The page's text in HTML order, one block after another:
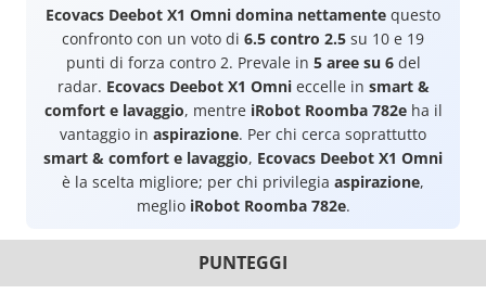
Ecovacs Deebot X1 Omni domina nettamente questo
confronto con un voto di 6.5 contro 2.5 su 10 e 19
punti di forza contro 2. Prevale in 5 aree su 6del
radar. Ecovacs Deebot X1 Omnieccelle in smart &
comfort e lavaggio, mentre iRobot Roomba 782eha il
vantaggio in aspirazione. Per chi cerca soprattutto
smart & comfort e lavaggio, Ecovacs Deebot X1 Omni
è la scelta migliore; per chi privilegia aspirazione,
meglio iRobot Roomba 782e.
PUNTEGGI